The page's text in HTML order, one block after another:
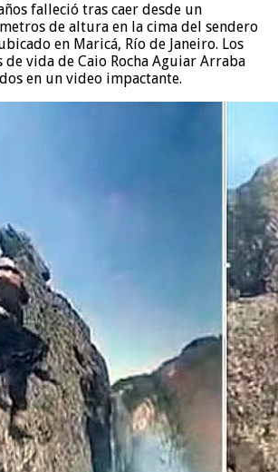
falleció tras caer desde un
de altura en la cima del sendero
en Maricá, Río de Janeiro. Los
vida de Caio Rocha Aguiar Arraba
en un video impactante.